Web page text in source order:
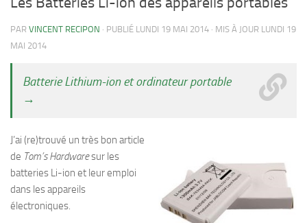
PAR VINCENT RECIPON · PUBLIÉ LUNDI 19 MAI 2014 · MIS À JOUR LUNDI 19
MAI 2014
Batterie Lithium-ion et ordinateur portable
→
J’ai (re)trouvé un très bon article
de Tom’s Hardwaresur les
batteries Li-ion et leur emploi
dans les appareils
électroniques.